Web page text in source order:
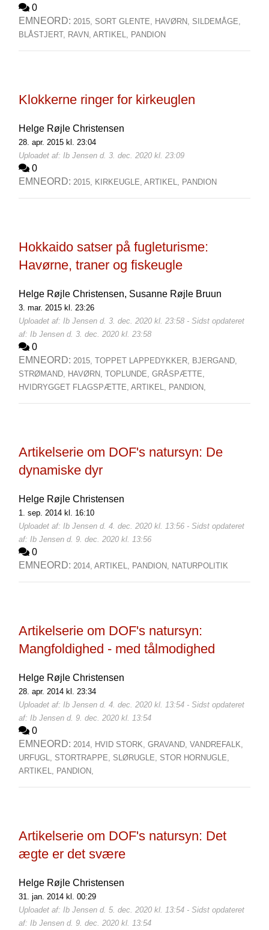
0
EMNEORD: 2015, SORT GLENTE, HAVØRN, SILDEMÅGE,
BLÅSTJERT, RAVN, ARTIKEL, PANDION
Klokkerne ringer for kirkeuglen
Helge Røjle Christensen
28. apr. 2015 kl. 23:04
Uploadet af: Ib Jensen d. 3. dec. 2020 kl. 23:09
0
EMNEORD: 2015, KIRKEUGLE, ARTIKEL, PANDION
Hokkaido satser på fugleturisme:
Havørne, traner og fiskeugle
Helge Røjle Christensen, Susanne Røjle Bruun
3. mar. 2015 kl. 23:26
Uploadet af: Ib Jensen d. 3. dec. 2020 kl. 23:58 - Sidst opdateret
af: Ib Jensen d. 3. dec. 2020 kl. 23:58
0
EMNEORD: 2015, TOPPET LAPPEDYKKER, BJERGAND,
STRØMAND, HAVØRN, TOPLUNDE, GRÅSPÆTTE,
HVIDRYGGET FLAGSPÆTTE, ARTIKEL, PANDION,
Artikelserie om DOF's natursyn: De
dynamiske dyr
Helge Røjle Christensen
1. sep. 2014 kl. 16:10
Uploadet af: Ib Jensen d. 4. dec. 2020 kl. 13:56 - Sidst opdateret
af: Ib Jensen d. 9. dec. 2020 kl. 13:56
0
EMNEORD: 2014, ARTIKEL, PANDION, NATURPOLITIK
Artikelserie om DOF's natursyn:
Mangfoldighed - med tålmodighed
Helge Røjle Christensen
28. apr. 2014 kl. 23:34
Uploadet af: Ib Jensen d. 4. dec. 2020 kl. 13:54 - Sidst opdateret
af: Ib Jensen d. 9. dec. 2020 kl. 13:54
0
EMNEORD: 2014, HVID STORK, GRAVAND, VANDREFALK,
URFUGL, STORTRAPPE, SLØRUGLE, STOR HORNUGLE,
ARTIKEL, PANDION,
Artikelserie om DOF's natursyn: Det
ægte er det svære
Helge Røjle Christensen
31. jan. 2014 kl. 00:29
Uploadet af: Ib Jensen d. 5. dec. 2020 kl. 13:54 - Sidst opdateret
af: Ib Jensen d. 9. dec. 2020 kl. 13:54